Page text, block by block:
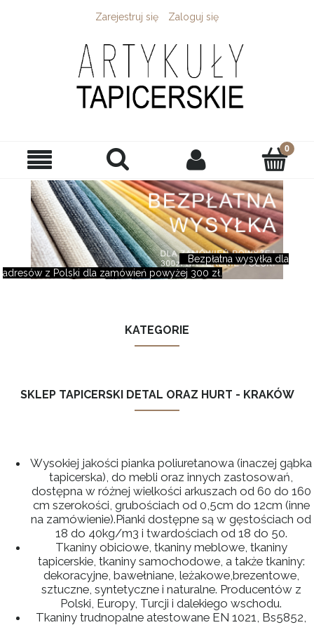
Zarejestruj się Zaloguj się
Bezpłatna wysyłka dla
adresów z Polski dla zamówień powyżej 300 zł.
KATEGORIE
SKLEP TAPICERSKI DETAL ORAZ HURT - KRAKÓW
Wysokiej jakości pianka poliuretanowa (inaczej gąbka
tapicerska), do mebli oraz innych zastosowań,
dostępna w różnej wielkości arkuszach od 60 do 160
cm szerokości, grubościach od 0,5cm do 12cm (inne
na zamówienie).Pianki dostępne są w gęstościach od
18 do 40kg/m3 i twardościach od 18 do 50.
Tkaniny obiciowe, tkaniny meblowe, tkaniny
tapicerskie, tkaniny samochodowe, a także tkaniny:
dekoracyjne, bawełniane, leżakowe,brezentowe,
sztuczne, syntetyczne i naturalne. Producentów z
Polski, Europy, Turcji i dalekiego wschodu.
Tkaniny trudnopalne atestowane EN 1021, Bs5852,